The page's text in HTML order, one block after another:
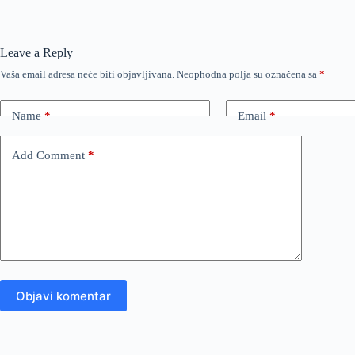
Leave a Reply
Vaša email adresa neće biti objavljivana. Neophodna polja su označena sa *
Name* Email*
Add Comment *
Objavi komentar